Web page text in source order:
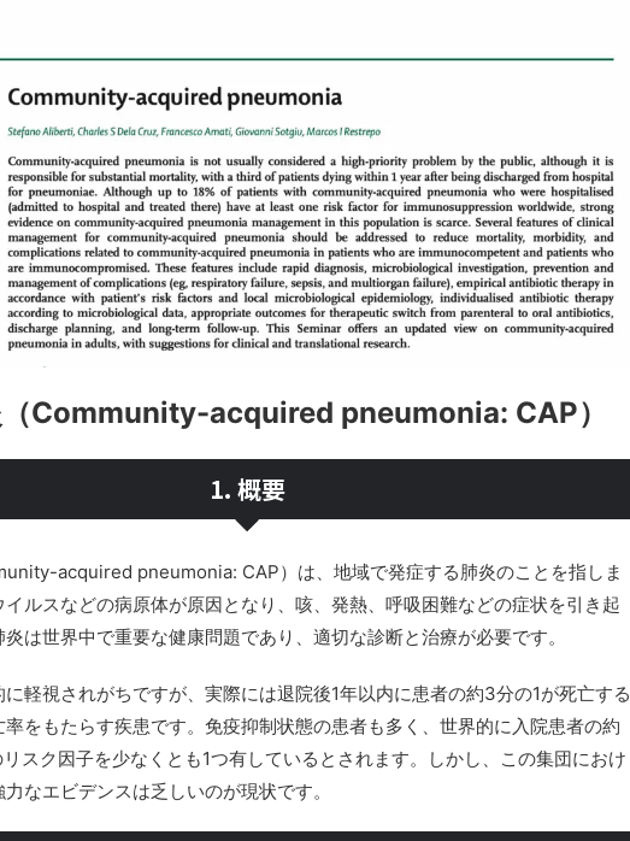
Community-acquired pneumonia: CAP）
1. 概要
acquired pneumonia: CAP）は、地域で発症する肺炎のことを指しま
ルスなどの病原体が原因となり、咳、発熱、呼吸困難などの症状を引き起
は世界中で重要な健康問題であり、適切な診断と治療が必要です。
軽視されがちですが、実際には退院後1年以内に患者の約3分の1が死亡する
をもたらす疾患です。免疫抑制状態の患者も多く、世界的に入院患者の約
スク因子を少なくとも1つ有しているとされます。しかし、この集団におけ
なエビデンスは乏しいのが現状です。